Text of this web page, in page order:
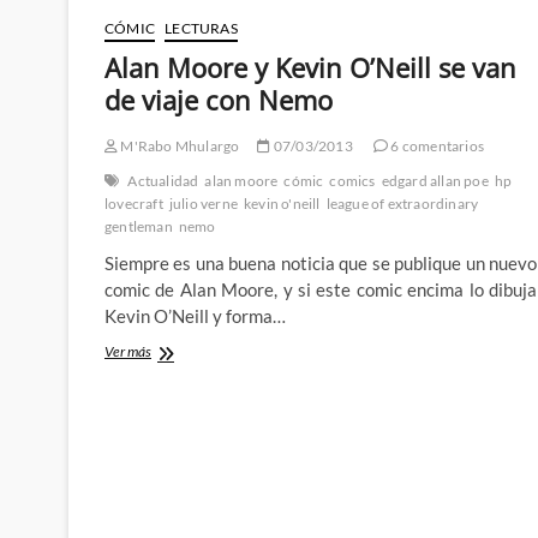
una
mierda
y
todavía
es
(o
jueves)
CÓMIC LECTURAS
Alan Moore y Kevin O’Neill se van
de viaje con Nemo
M'Rabo Mhulargo 07/03/2013
6 comentarios
Actualidad alan moore cómic comics edgard allan poe hp
lovecraft julio verne kevin o'neill league of extraordinary
gentleman nemo
Siempre es una buena noticia que se publique un nuevo
comic de Alan Moore, y si este comic encima lo dibuja
Kevin O’Neill y forma…
Ver másAlan